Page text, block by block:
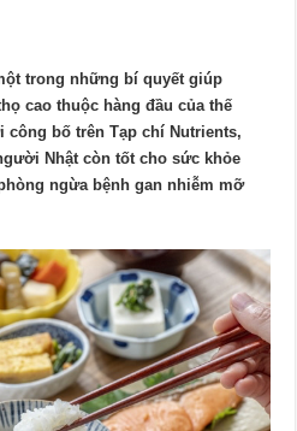
trong những bí quyết giúp
cao thuộc hàng đầu của thế
bố trên Tạp chí Nutrients,
Nhật còn tốt cho sức khỏe
ngừa bệnh gan nhiễm mỡ